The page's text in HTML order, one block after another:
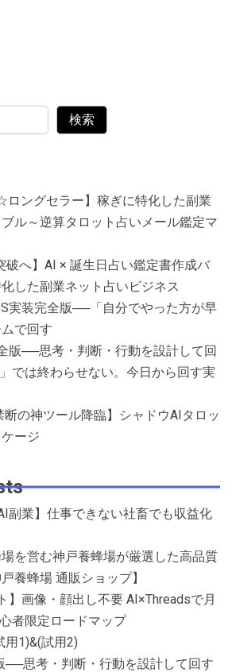
検索
ロングセラー】稼ぎに特化した副業
ル～逆算タロット占いメール鑑定マ
破へ】AI × 誕生日占い鑑定書作成バ
した副業ネット占いビジネス
実装完全版──「自分でやった方が早
で回す
版──思考・判断・行動を設計して回
では終わらせない。今日から回す実
断の神ツール降臨】シャドウAIタロッ
ージ
副業】仕事できない社畜でも収益化
を営む神戸養蜂場が厳選した高品質
養蜂場 通販ショップ】
】画像・顔出し不要 AI×Threadsで月
者限定ロードマップ
用1)&(試用2)
──思考・判断・行動を設計して回す